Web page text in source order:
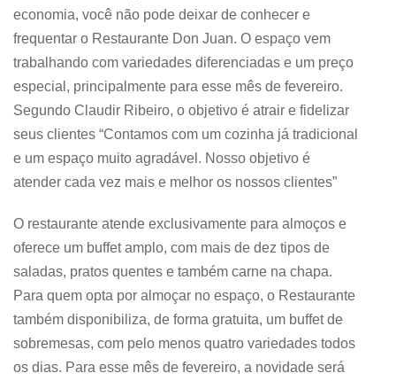
economia, você não pode deixar de conhecer e
frequentar o Restaurante Don Juan. O espaço vem
trabalhando com variedades diferenciadas e um preço
especial, principalmente para esse mês de fevereiro.
Segundo Claudir Ribeiro, o objetivo é atrair e fidelizar
seus clientes “Contamos com um cozinha já tradicional
e um espaço muito agradável. Nosso objetivo é
atender cada vez mais e melhor os nossos clientes”
O restaurante atende exclusivamente para almoços e
oferece um buffet amplo, com mais de dez tipos de
saladas, pratos quentes e também carne na chapa.
Para quem opta por almoçar no espaço, o Restaurante
também disponibiliza, de forma gratuita, um buffet de
sobremesas, com pelo menos quatro variedades todos
os dias. Para esse mês de fevereiro, a novidade será